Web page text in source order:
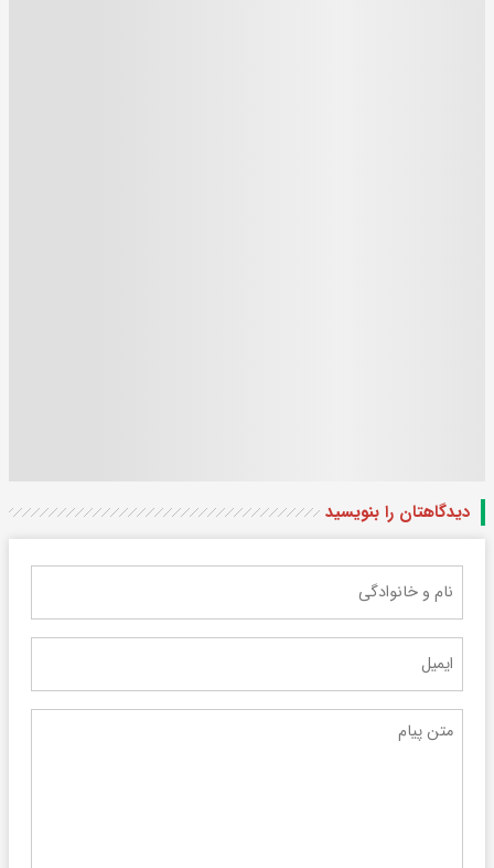
دیدگاهتان را بنویسید